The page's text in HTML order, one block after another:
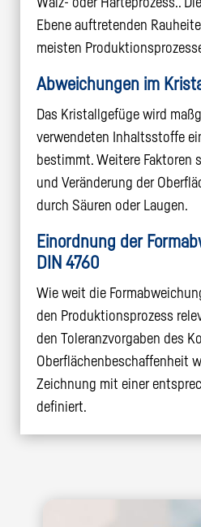
Ebene auftretenden
meisten
Abweichungen im
Das Kristallgefüge wird
verwendeten Inhaltsstoffe
bestimmt. Weitere Faktoren
und Veränderung der
durch Säuren oder Laugen.
Einordnung der
DIN 4760
Wie weit die
den Produktionsprozess
den Toleranzvorgaben des
Oberflächenbeschaffenheit
Zeichnung mit einer
definiert.